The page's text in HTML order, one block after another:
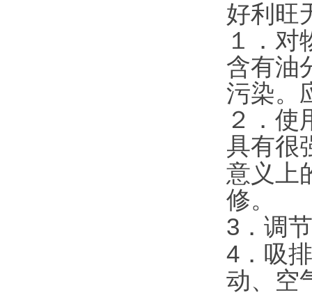
好利旺
１．对
含有油
污染。
２．使
具有很
意义上
修。
3 ．调
4 ．吸
动、空